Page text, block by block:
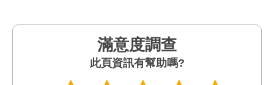
滿意度調查
此頁資訊有幫助嗎?